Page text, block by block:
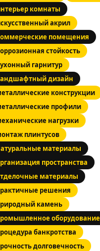
комнаты
акрил
помещения
стойкость
гарнитур
дизайн
конструкции
профили
нагрузки
плинтусов
материалы
пространства
материалы
решения
камень
оборудование
банкротства
долговечность